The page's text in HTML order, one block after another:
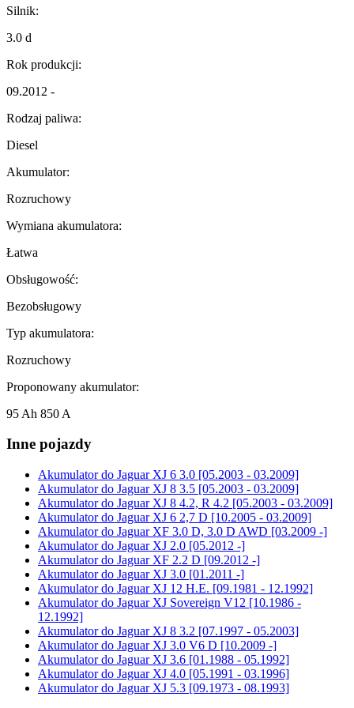
Silnik:
3.0 d
Rok produkcji:
09.2012 -
Rodzaj paliwa:
Diesel
Akumulator:
Rozruchowy
Wymiana akumulatora:
Łatwa
Obsługowość:
Bezobsługowy
Typ akumulatora:
Rozruchowy
Proponowany akumulator:
95 Ah 850 A
Inne pojazdy
Akumulator do Jaguar XJ 6 3.0 [05.2003 - 03.2009]
Akumulator do Jaguar XJ 8 3.5 [05.2003 - 03.2009]
Akumulator do Jaguar XJ 8 4.2, R 4.2 [05.2003 - 03.2009]
Akumulator do Jaguar XJ 6 2,7 D [10.2005 - 03.2009]
Akumulator do Jaguar XF 3.0 D, 3.0 D AWD [03.2009 -]
Akumulator do Jaguar XJ 2.0 [05.2012 -]
Akumulator do Jaguar XF 2.2 D [09.2012 -]
Akumulator do Jaguar XJ 3.0 [01.2011 -]
Akumulator do Jaguar XJ 12 H.E. [09.1981 - 12.1992]
Akumulator do Jaguar XJ Sovereign V12 [10.1986 -
12.1992]
Akumulator do Jaguar XJ 8 3.2 [07.1997 - 05.2003]
Akumulator do Jaguar XJ 3.0 V6 D [10.2009 -]
Akumulator do Jaguar XJ 3.6 [01.1988 - 05.1992]
Akumulator do Jaguar XJ 4.0 [05.1991 - 03.1996]
Akumulator do Jaguar XJ 5.3 [09.1973 - 08.1993]